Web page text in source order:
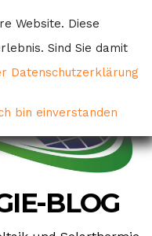
BLOG
Website. Diese
Sind Sie damit
Datenschutzerklärung
bin einverstanden